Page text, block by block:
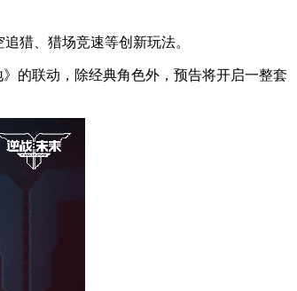
猎、猎场竞速等创新玩法。
的联动，除经典角色外，预告将开启一整套